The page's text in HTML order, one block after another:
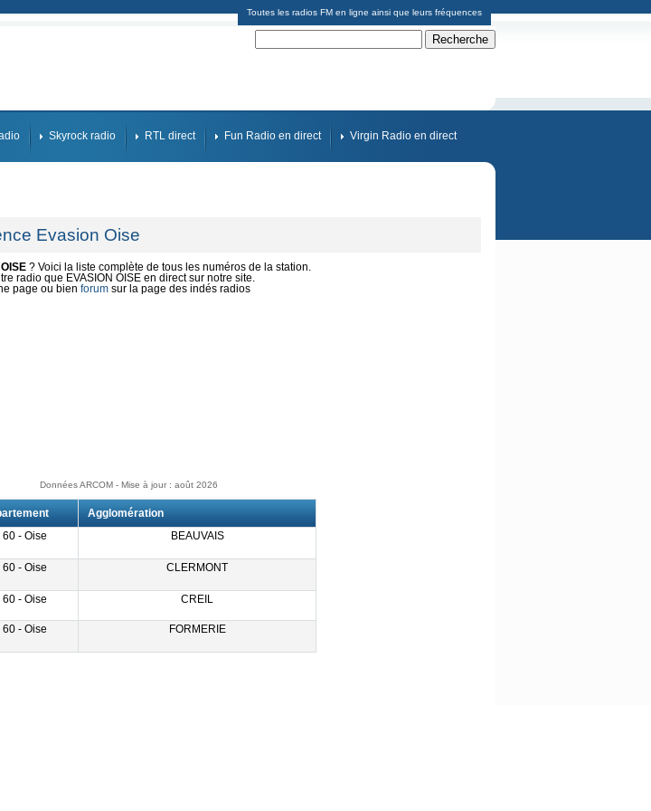
Toutes les radios FM en ligne ainsi que leurs fréquences
Skyrock radio RTL direct Fun Radio en direct Virgin Radio en direct
Evasion Oise
? Voici la liste complète de tous les numéros de la station.
radio que EVASION OISE en direct sur notre site.
page ou bien forum sur la page des indés radios
Données ARCOM - Mise à jour : août 2026
Agglomération
60 - Oise BEAUVAIS
60 - Oise CLERMONT
60 - Oise CREIL
60 - Oise FORMERIE